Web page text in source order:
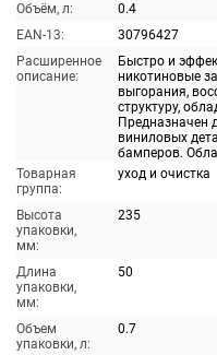
Объём, л:
0.4
EAN-13:
30796427
Расширенное
описание:
Быстро и
никотиновые
выгорания,
структуру,
Предназначен
виниловых
бамперов.
Товарная
группа:
уход и очистка
Высота
упаковки,
мм:
235
Длина
упаковки,
мм:
50
Объем
упаковки, л:
0.7